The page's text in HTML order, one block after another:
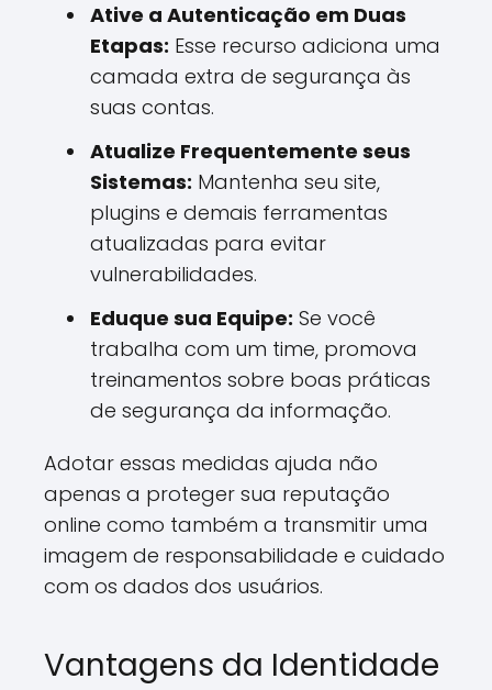
Ative a Autenticação em Duas
Etapas: Esse recurso adiciona uma
camada extra de segurança às
suas contas.
Atualize Frequentemente seus
Sistemas: Mantenha seu site,
plugins e demais ferramentas
atualizadas para evitar
vulnerabilidades.
Eduque sua Equipe: Se você
trabalha com um time, promova
treinamentos sobre boas práticas
de segurança da informação.
Adotar essas medidas ajuda não
apenas a proteger sua reputação
online como também a transmitir uma
imagem de responsabilidade e cuidado
com os dados dos usuários.
Vantagens da Identidade